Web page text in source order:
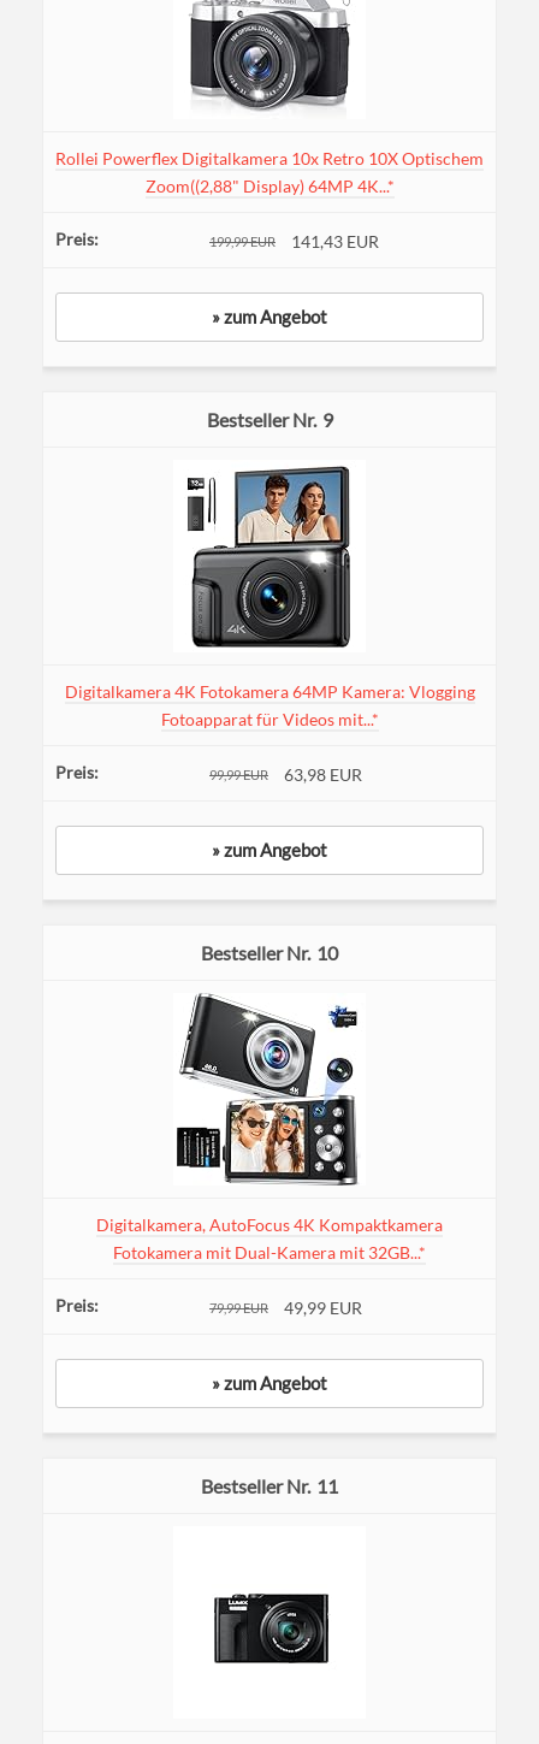
Rollei Powerflex Digitalkamera 10x Retro 10X Optischem
Zoom((2,88" Display) 64MP 4K...*
199,99 EUR 141,43 EUR
» zum Angebot
9
Digitalkamera 4K Fotokamera 64MP Kamera: Vlogging
Fotoapparat für Videos mit...*
99,99 EUR 63,98 EUR
» zum Angebot
10
Digitalkamera, AutoFocus 4K Kompaktkamera
Fotokamera mit Dual-Kamera mit 32GB...*
79,99 EUR 49,99 EUR
» zum Angebot
11